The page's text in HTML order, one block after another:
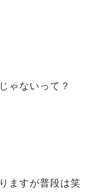
ゃないって？
ますが普段は笑